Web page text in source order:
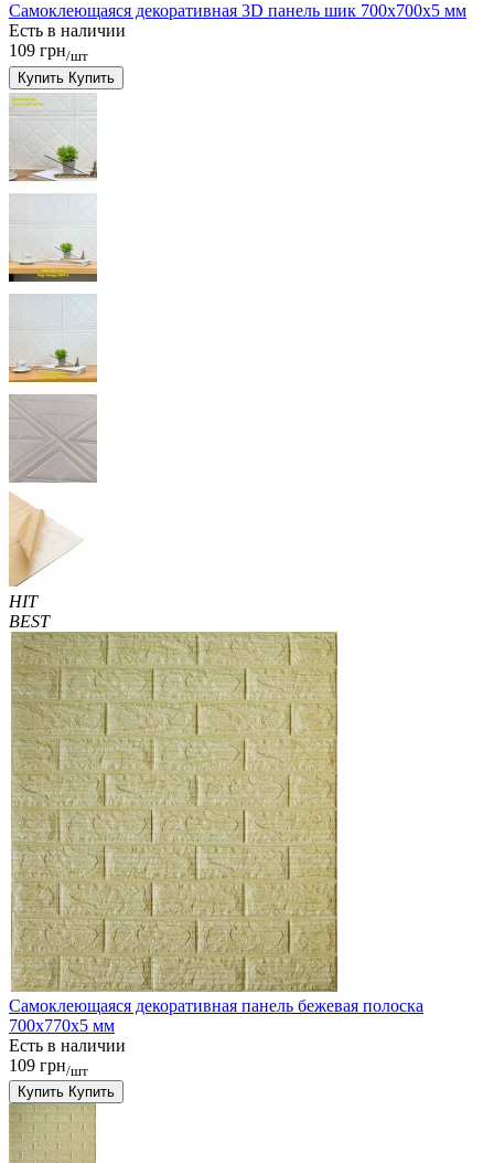
Самоклеющаяся декоративная 3D панель шик 700x700x5 мм
Есть в наличии
109 грн/шт
Купить Купить
HIT
BEST
Самоклеющаяся декоративная панель бежевая полоска
700x770x5 мм
Есть в наличии
109 грн/шт
Купить Купить